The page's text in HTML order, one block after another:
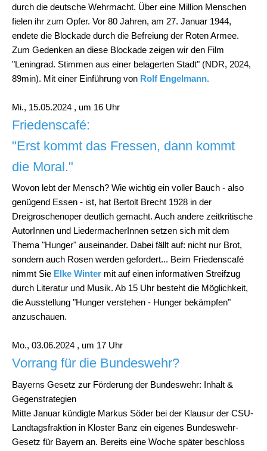
durch die deutsche Wehrmacht. Über eine Million Menschen
fielen ihr zum Opfer. Vor 80 Jahren, am 27. Januar 1944,
endete die Blockade durch die Befreiung der Roten Armee.
Zum Gedenken an diese Blockade zeigen wir den Film
"Leningrad. Stimmen aus einer belagerten Stadt" (NDR, 2024,
89min). Mit einer Einführung von Rolf Engelmann.
Mi., 15.05.2024 , um 16 Uhr
Friedenscafé:
"Erst kommt das Fressen, dann kommt
die Moral."
Wovon lebt der Mensch? Wie wichtig ein voller Bauch - also
genügend Essen - ist, hat Bertolt Brecht 1928 in der
Dreigroschenoper deutlich gemacht. Auch andere zeitkritische
AutorInnen und LiedermacherInnen setzen sich mit dem
Thema "Hunger" auseinander. Dabei fällt auf: nicht nur Brot,
sondern auch Rosen werden gefordert... Beim Friedenscafé
nimmt Sie Elke Winter mit auf einen informativen Streifzug
durch Literatur und Musik. Ab 15 Uhr besteht die Möglichkeit,
die Ausstellung "Hunger verstehen - Hunger bekämpfen"
anzuschauen.
Mo., 03.06.2024 , um 17 Uhr
Vorrang für die Bundeswehr?
Bayerns Gesetz zur Förderung der Bundeswehr: Inhalt &
Gegenstrategien
Mitte Januar kündigte Markus Söder bei der Klausur der CSU-
Landtagsfraktion in Kloster Banz ein eigenes Bundeswehr-
Gesetz für Bayern an. Bereits eine Woche später beschloss